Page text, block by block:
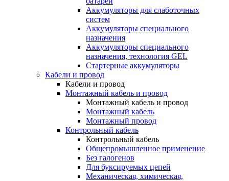
Аккумуляторы для слаботочных
систем
Аккумуляторы специального
назначения
Аккумуляторы специального
назначения, технология GEL
Стартерные аккумуляторы
Кабели и провод
Кабели и провод
Монтажный кабель и провод
Монтажный кабель и провод
Монтажный кабель
Монтажный провод
Контрольный кабель
Контрольный кабель
Общепромышленное применение
Без галогенов
Для буксируемых цепей
Механическая, химическая,